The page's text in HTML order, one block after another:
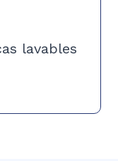
lavables